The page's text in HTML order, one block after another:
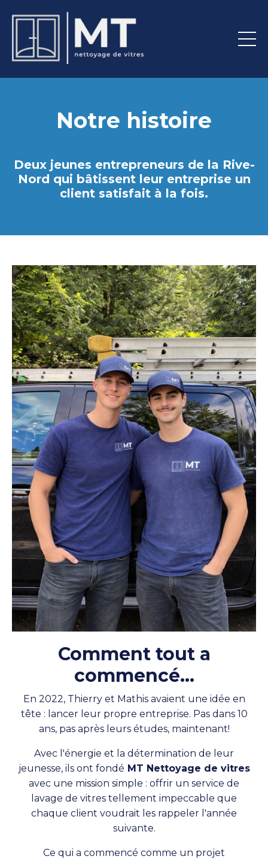
Notre histoire
Deux jeunes entrepreneurs de la Rive-
Nord qui bâtissent leur entreprise un
client satisfait à la fois.
Comment tout a
commencé...
En 2022, Thierry et Mathis avaient une idée en
tête : lancer leur propre entreprise. Pas dans 10
ans, pas après leurs études, maintenant!
Avec l'énergie et la détermination de leur
jeunesse, ils ont fondé MT Nettoyage de vitres
avec une mission simple : offrir un service de
lavage de vitres tellement impeccable que
chaque client voudrait les rappeler l'année
suivante.
Ce qui a commencé comme un projet